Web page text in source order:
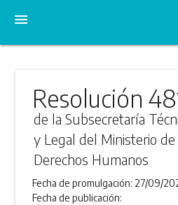
menu
Resolución
de la Subsecretaría
y Legal del Ministerio de
Derechos Humanos
Fecha de promulgación: 27/09/
Fecha de publicación: